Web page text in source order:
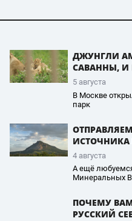
ДЖУНГЛИ
САВАННЫ, И
5 августа
В Москве
парк
ИСТОЧНИКА
4 августа
А ещё
Минеральных
ПОЧЕМУ
РУССКИЙ